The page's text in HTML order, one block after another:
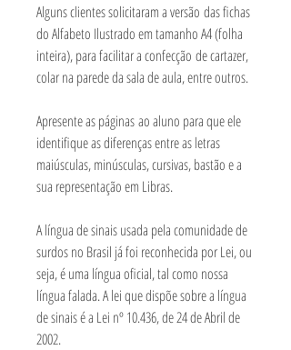
Alguns clientes solicitaram a versão das fichas
do Alfabeto Ilustrado em tamanho A4 (folha
inteira), para facilitar a confecção de cartazer,
colar na parede da sala de aula, entre outros.
Apresente as páginas ao aluno para que ele
identifique as diferenças entre as letras
maiúsculas, minúsculas, cursivas, bastão e a
sua representação em Libras.
A língua de sinais usada pela comunidade de
surdos no Brasil já foi reconhecida por Lei, ou
seja, é uma língua oficial, tal como nossa
língua falada. A lei que dispõe sobre a língua
de sinais é a Lei nº 10.436, de 24 de Abril de
2002.